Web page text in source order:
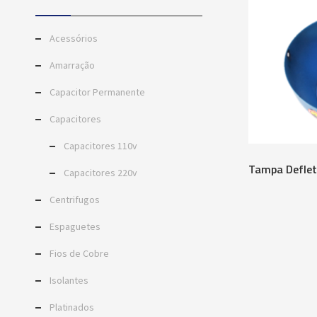
Tampa
Acessórios
Amarração
Capacitor Permanente
Capacitores
Capacitores 110v
Capacitores 220v
Centrifugos
Espaguetes
Fios de Cobre
Isolantes
Platinados